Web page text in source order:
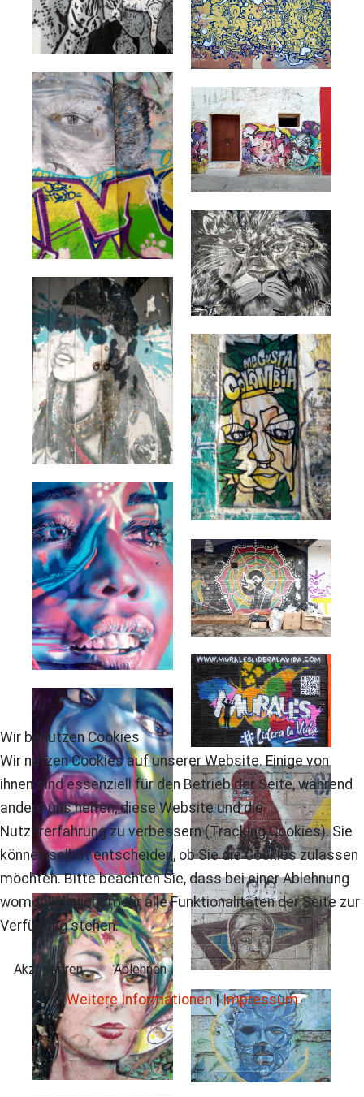
Wir benutzen Cookies
Wir nutzen Cookies auf unserer Website. Einige von
ihnen sind essenziell für den Betrieb der Seite, während
andere uns helfen, diese Website und die
Nutzererfahrung zu verbessern (Tracking Cookies). Sie
können selbst entscheiden, ob Sie die Cookies zulassen
möchten. Bitte beachten Sie, dass bei einer Ablehnung
womöglich nicht mehr alle Funktionalitäten der Seite zur
Verfügung stehen.
Akzeptieren Ablehnen
Weitere Informationen|Impressum